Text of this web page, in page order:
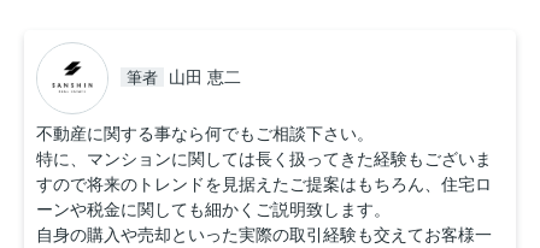
筆者 山田 恵二
不動産に関する事なら何でもご相談下さい。
特に、マンションに関しては長く扱ってきた経験もございま
すので将来のトレンドを見据えたご提案はもちろん、住宅ロ
ーンや税金に関しても細かくご説明致します。
自身の購入や売却といった実際の取引経験も交えてお客様一